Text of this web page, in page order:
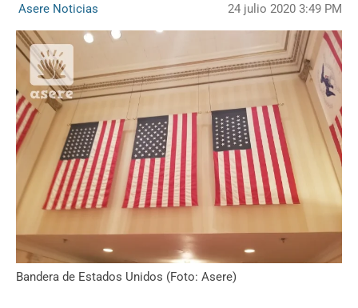
Asere Noticias 24 julio 2020 3:49 PM
Bandera de Estados Unidos (Foto: Asere)